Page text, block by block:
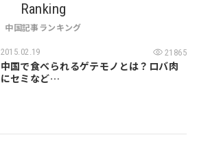
Ranking
中国記事ランキング
2015.02.19 21865
中国で食べられるゲテモノとは？ロバ肉
にセミなど…